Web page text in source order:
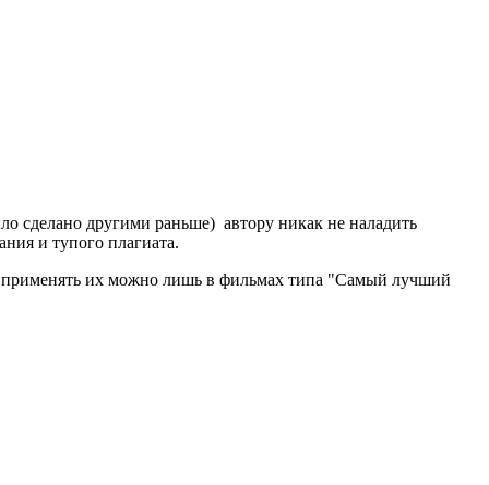
сделано другими раньше) автору никак не наладить
и тупого плагиата.
применять их можно лишь в фильмах типа "Самый лучший